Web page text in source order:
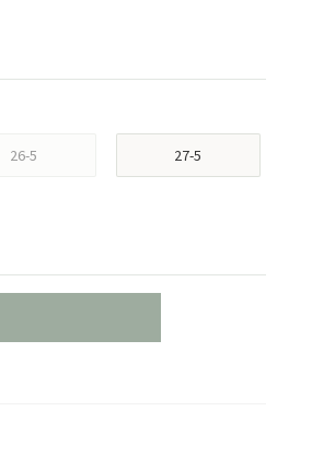
26-5 27-5